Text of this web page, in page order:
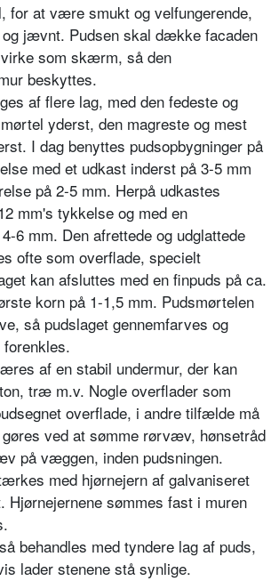
for at være smukt og velfungerende,
jævnt. Pudsen skal dække facaden
som skærm, så den
beskyttes.
af flere lag, med den fedeste og
yderst, den magreste og mest
I dag benyttes pudsopbygninger på
med et udkast inderst på 3-5 mm
på 2-5 mm. Herpå udkastes
mm's tykkelse og med en
6 mm. Den afrettede og udglattede
ofte som overflade, specielt
kan afsluttes med en finpuds på ca.
korn på 1-1,5 mm. Pudsmørtelen
så pudslaget gennemfarves og
af en stabil undermur, der kan
træ m.v. Nogle overflader som
overflade, i andre tilfælde må
ved at sømme rørvæv, hønsetråd
på væggen, inden pudsningen.
med hjørnejern af galvaniseret
Hjørnejernene sømmes fast i muren
behandles med tyndere lag af puds,
lader stenene stå synlige.